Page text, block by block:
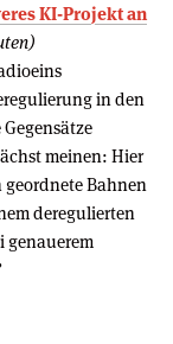
KI-Projekt an
in den
meinen: Hier
Bahnen
deregulierten
genauerem